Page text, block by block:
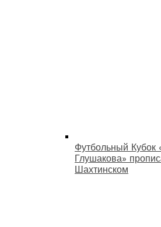
Футбольный Кубок
Глушакова»
Шахтинском